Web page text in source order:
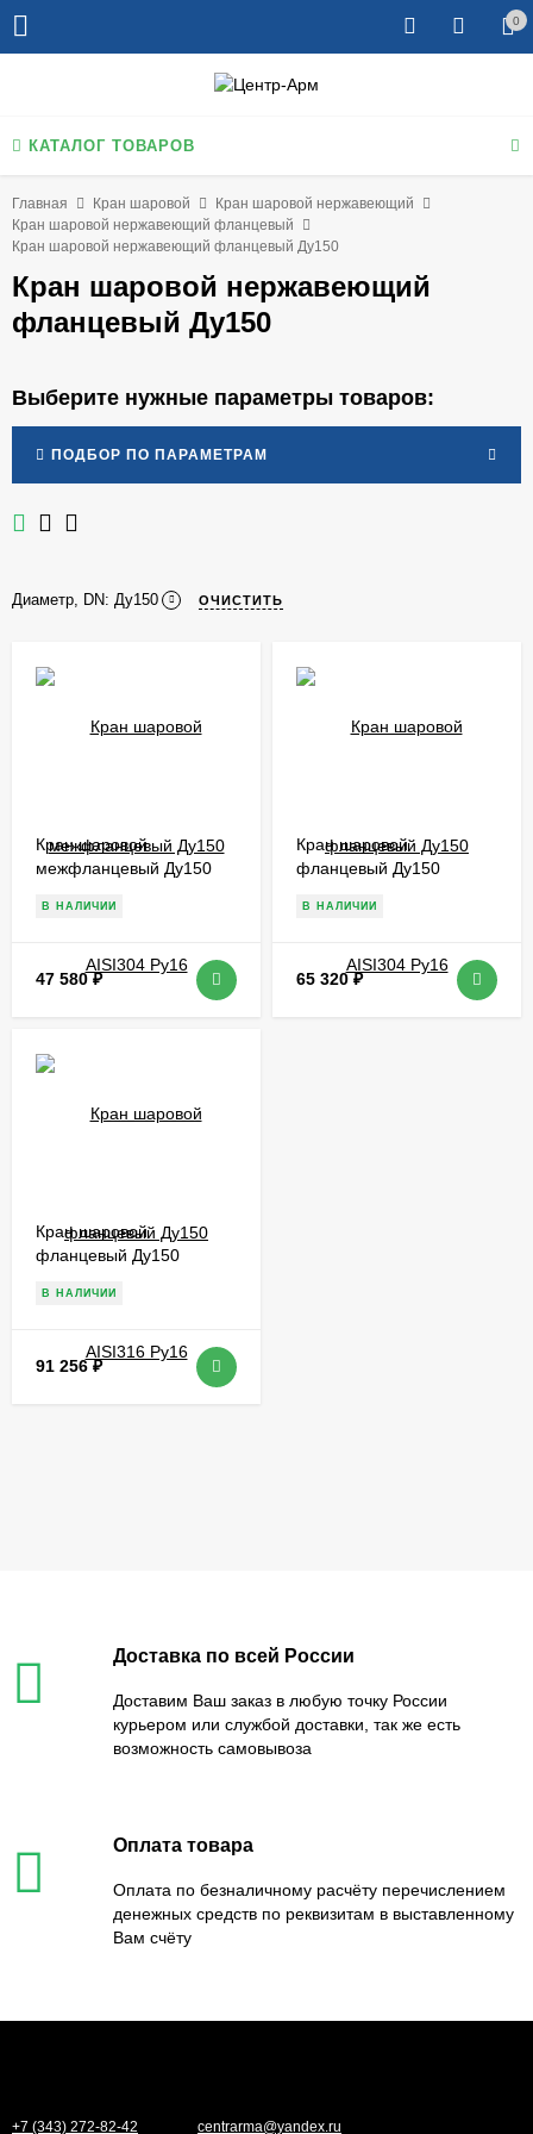
0
КАТАЛОГ ТОВАРОВ
Главная Кран шаровой
Кран шаровой нержавеющий
Кран шаровой нержавеющий фланцевый
Кран шаровой нержавеющий фланцевый Ду150
Кран шаровой нержавеющий
фланцевый Ду150
Выберите нужные параметры товаров:
ПОДБОР ПО ПАРАМЕТРАМ
Диаметр, DN: Ду150 ОЧИСТИТЬ
Кран шаровой
межфланцевый Ду150
В НАЛИЧИИ
47 580₽
Кран шаровой
фланцевый Ду150
В НАЛИЧИИ
65 320₽
Кран шаровой
фланцевый Ду150
В НАЛИЧИИ
91 256₽
Доставка по всей России
Доставим Ваш заказ в любую точку России
курьером или службой доставки, так же есть
возможность самовывоза
Оплата товара
Оплата по безналичному расчёту перечислением
денежных средств по реквизитам в выставленному
Вам счёту
+7 (343) 272-82-42 centrarma@yandex.ru